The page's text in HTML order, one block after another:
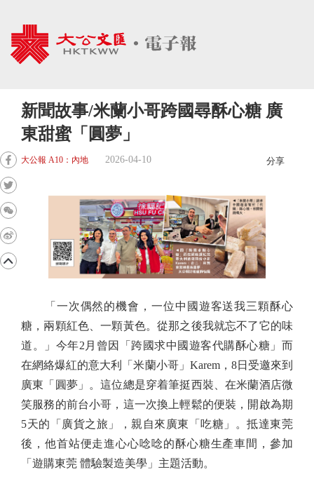
新聞故事/米蘭小哥跨國尋酥心糖 廣
東甜蜜「圓夢」
大公報 A10：內地 2026-04-10 分享
「一次偶然的機會，一位中國遊客送我三顆酥心
糖，兩顆紅色、一顆黃色。從那之後我就忘不了它的味
道。」今年2月曾因「跨國求中國遊客代購酥心糖」而
在網絡爆紅的意大利「米蘭小哥」Karem，8日受邀來到
廣東「圓夢」。這位總是穿着筆挺西裝、在米蘭酒店微
笑服務的前台小哥，這一次換上輕鬆的便裝，開啟為期
5天的「廣貨之旅」，親自來廣東「吃糖」。抵達東莞
後，他首站便走進心心唸唸的酥心糖生產車間，參加
「遊購東莞 體驗製造美學」主題活動。